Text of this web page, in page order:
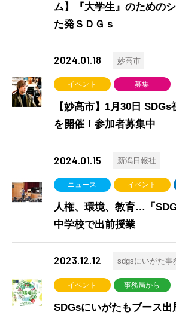
ム】『大学生』のための
た発ＳＤＧｓ
2024.01.18 妙高市
イベント 募集
【妙高市】1月30日
を開催！参加者募集中
2024.01.15 新潟日報社
ニュース イベント
人権、環境、教育…「
中学校で出前授業
2023.12.12 sdgsにいがた事
イベント 事務局から
SDGsにいがたもブース